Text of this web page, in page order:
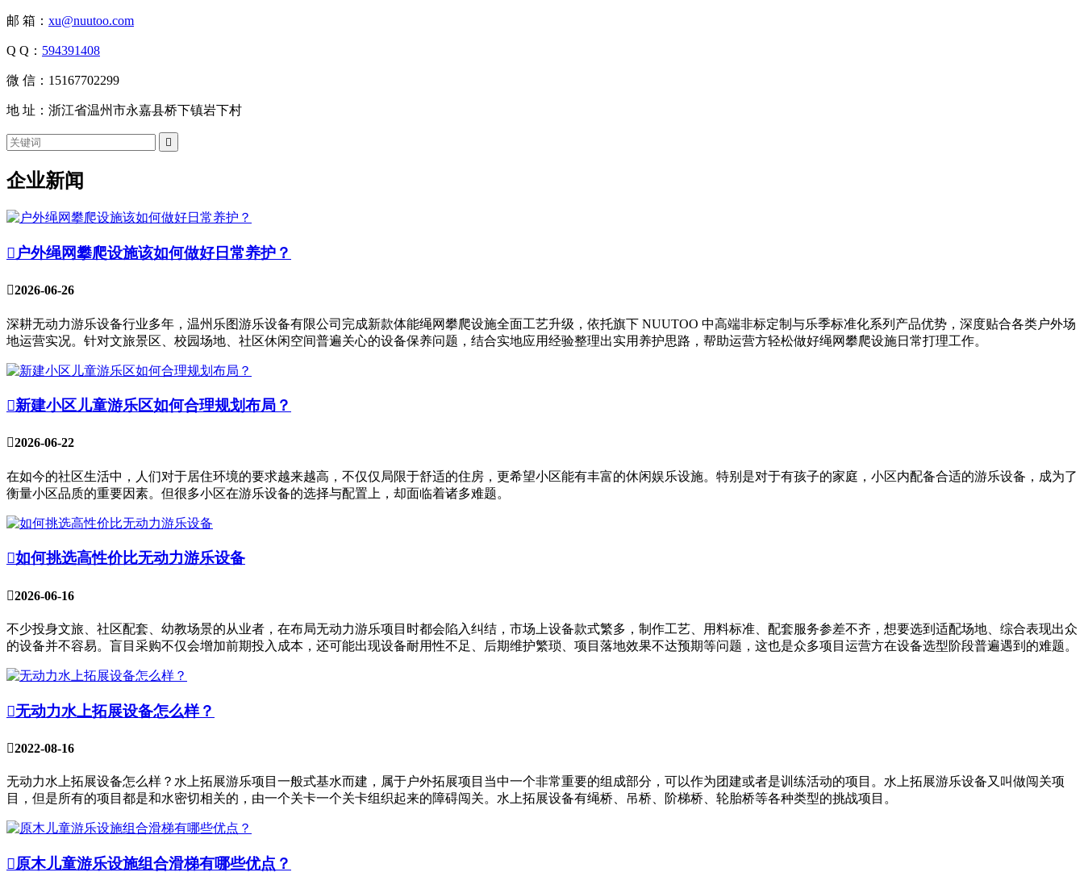
邮 箱： xu@nuutoo.com
Q Q： 594391408
微 信：15167702299
地 址：浙江省温州市永嘉县桥下镇岩下村

企业新闻
 户外绳网攀爬设施该如何做好日常养护？
2026-06-26
深耕无动力游乐设备行业多年，温州乐图游乐设备有限公司完成新款体能绳网攀爬设施全面工艺升级，依托旗下 NUUTOO 中高端非标定制与乐季标准化系列产品优势，深度贴合各类户外场
地运营实况。针对文旅景区、校园场地、社区休闲空间普遍关心的设备保养问题，结合实地应用经验整理出实用养护思路，帮助运营方轻松做好绳网攀爬设施日常打理工作。 ​
新建小区儿童游乐区如何合理规划布局？
2026-06-22
在如今的社区生活中，人们对于居住环境的要求越来越高，不仅仅局限于舒适的住房，更希望小区能有丰富的休闲娱乐设施。特别是对于有孩子的家庭，小区内配备合适的游乐设备，成为了
衡量小区品质的重要因素。但很多小区在游乐设备的选择与配置上，却面临着诸多难题。
如何挑选高性价比无动力游乐设备
2026-06-16
不少投身文旅、社区配套、幼教场景的从业者，在布局无动力游乐项目时都会陷入纠结，市场上设备款式繁多，制作工艺、用料标准、配套服务参差不齐，想要选到适配场地、综合表现出众
的设备并不容易。盲目采购不仅会增加前期投入成本，还可能出现设备耐用性不足、后期维护繁琐、项目落地效果不达预期等问题，这也是众多项目运营方在设备选型阶段普遍遇到的难题。
无动力水上拓展设备怎么样？
2022-08-16
无动力水上拓展设备怎么样？水上拓展游乐项目一般式基水而建，属于户外拓展项目当中一个非常重要的组成部分，可以作为团建或者是训练活动的项目。水上拓展游乐设备又叫做闯关项
目，但是所有的项目都是和水密切相关的，由一个关卡一个关卡组织起来的障碍闯关。水上拓展设备有绳桥、吊桥、阶梯桥、轮胎桥等各种类型的挑战项目。
原木儿童游乐设施组合滑梯有哪些优点？